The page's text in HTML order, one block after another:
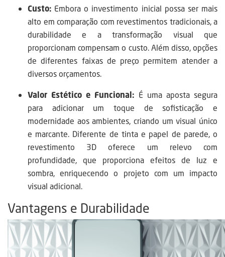
Custo: Embora o investimento inicial possa ser mais
alto em comparação com revestimentos tradicionais, a
durabilidade e a transformação visual que
proporcionam compensam o custo. Além disso, opções
de diferentes faixas de preço permitem atender a
diversos orçamentos.
Valor Estético e Funcional: É uma aposta segura
para adicionar um toque de sofisticação e
modernidade aos ambientes, criando um visual único
e marcante. Diferente de tinta e papel de parede, o
revestimento 3D oferece um relevo com
profundidade, que proporciona efeitos de luz e
sombra, enriquecendo o projeto com um impacto
visual adicional.
Vantagens e Durabilidade